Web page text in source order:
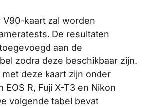
V90-kaart zal worden
De resultaten
aan de
zodra deze beschikbaar zijn.
met deze kaart zijn onder
EOS R, Fuji X-T3 en Nikon
volgende tabel bevat